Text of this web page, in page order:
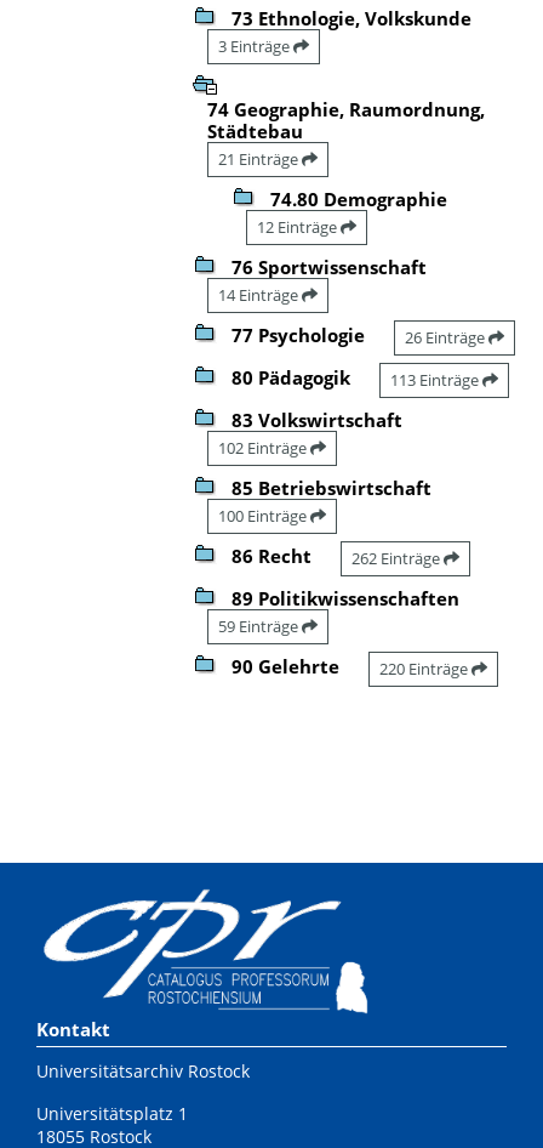
73 Ethnologie, Volkskunde
3 Einträge
74 Geographie, Raumordnung,
Städtebau
21 Einträge
74.80 Demographie
12 Einträge
76 Sportwissenschaft
14 Einträge
77 Psychologie 26 Einträge
80 Pädagogik 113 Einträge
83 Volkswirtschaft
102 Einträge
85 Betriebswirtschaft
100 Einträge
86 Recht 262 Einträge
89 Politikwissenschaften
59 Einträge
90 Gelehrte 220 Einträge
Kontakt
Universitätsarchiv Rostock
Universitätsplatz 1
18055 Rostock